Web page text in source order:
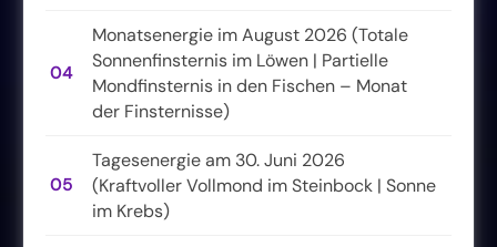
04
Monatsenergie im August 2026 (Totale
Sonnenfinsternis im Löwen | Partielle
Mondfinsternis in den Fischen – Monat
der Finsternisse)
05
Tagesenergie am 30. Juni 2026
(Kraftvoller Vollmond im Steinbock | Sonne
im Krebs)